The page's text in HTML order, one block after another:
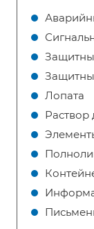
Лопата
Раствор